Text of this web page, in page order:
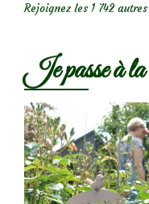
Rejoignez les 1 742
Je passe à la